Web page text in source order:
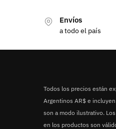
Envíos
a todo el país
Todos los precios están
Argentinos AR$ e
son a modo ilustrativo.
en los productos son